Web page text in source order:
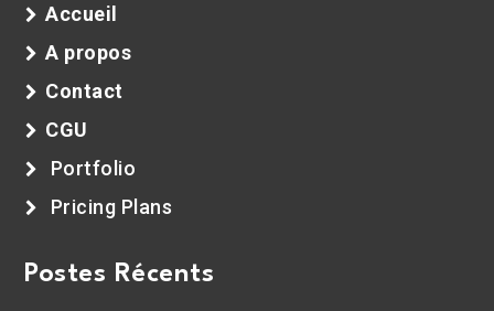
Accueil
A propos
Contact
CGU
Portfolio
Pricing Plans
Postes Récents